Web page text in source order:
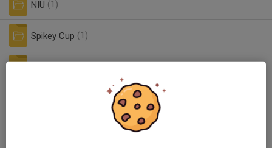
NIU (1)
Spikey Cup (1)
Medlemsavtal FVBK 2025_26.pdf
| Medlemsavtal
Policydokument i Falkenbergs Volleybollklubb.pdf
| Policydokument i Falkenbergs Volleybollklubb 2025-10-15